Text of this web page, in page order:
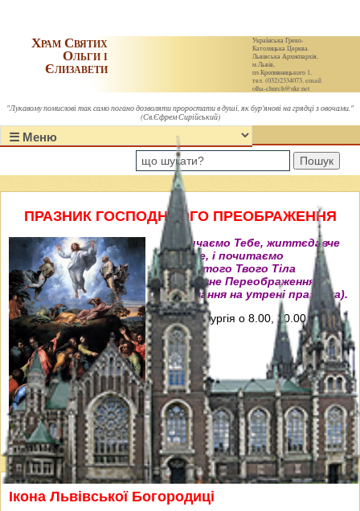
Українська Греко-
Католицька Церква.
Львівська Архиєпархія,
м.Львів,
пл.Кропивницького 1,
тел. (032)2334073, email:
olha-church@ukr.net
Храм Святих
Ольги і
Єлизавети
"Лукавому помислові так само погано дозволяти проростати в душі, як бур'янові на грядці з овочами."
(Св.Єфрем Сирійський)
Пошук
ПРАЗНИК ГОСПОДНЬОГО ПРЕОБРАЖЕННЯ
"Величаємо Тебе, життєдавче
Христе, і почитаємо
пречистого Твого Тіла
преславне Переображення"
(Величання на утрені празника).
Свята Літургія о 8.00, 10.00, 12.00 і
18.00
Ікона Львівської Богородиці